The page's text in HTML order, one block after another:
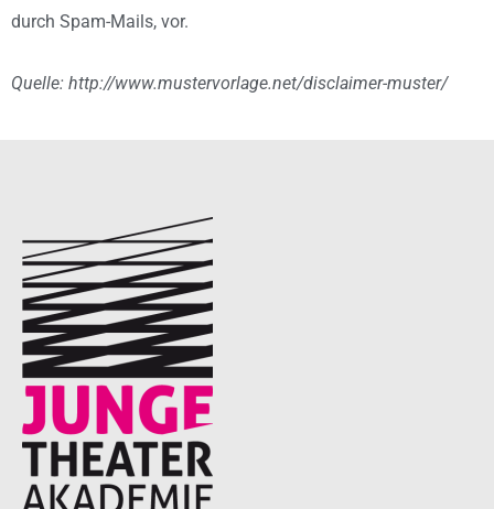
durch Spam-Mails, vor.
Quelle: http://www.mustervorlage.net/disclaimer-muster/